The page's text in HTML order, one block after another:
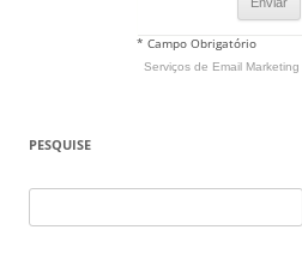
* Campo Obrigatório
Serviços de Email Marketing
PESQUISE
por: